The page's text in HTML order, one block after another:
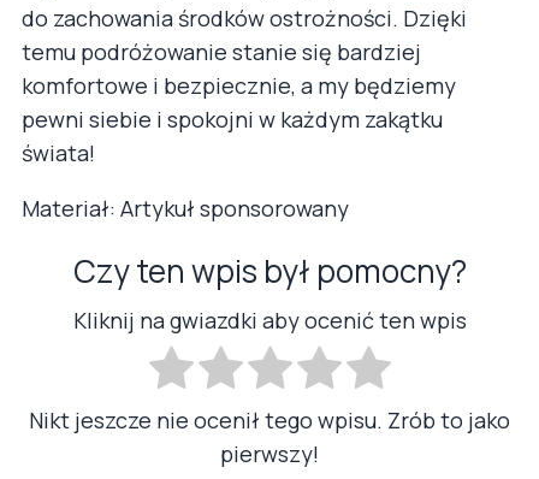
do zachowania środków ostrożności. Dzięki
temu podróżowanie stanie się bardziej
komfortowe i bezpiecznie, a my będziemy
pewni siebie i spokojni w każdym zakątku
świata!
Materiał: Artykuł sponsorowany
Czy ten wpis był pomocny?
Kliknij na gwiazdki aby ocenić ten wpis
Nikt jeszcze nie ocenił tego wpisu. Zrób to jako
pierwszy!